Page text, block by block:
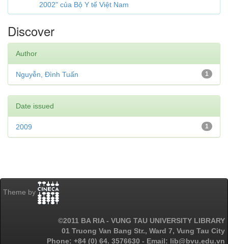
2002" của Bộ Y tế Việt Nam
Discover
Author
1
Nguyễn, Đình Tuấn
Date issued
1
2009
Theme by
©2011 BA RIA - VUNG TAU UNIVERSITY LIBRARY
01 Truong Van Bang Str., Ward 7, Vung Tau City
Phone: +84 (0) 64. 3576630 - Email: lib@bvu.edu.vn